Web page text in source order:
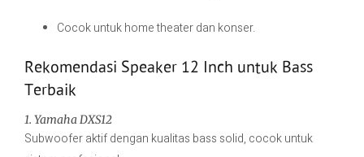
Cocok untuk home theater dan konser.
Rekomendasi Speaker 12 Inch untuk Bass
Terbaik
1. Yamaha DXS12
Subwoofer aktif dengan kualitas bass solid, cocok untuk